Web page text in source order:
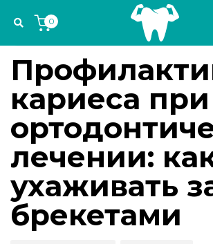
links
navigation
content
0
IN:
ЭСТЕТИКА И ОРТОДОНТИЯ
кариеса при
лечении:
ухаживать
брекетами
on: